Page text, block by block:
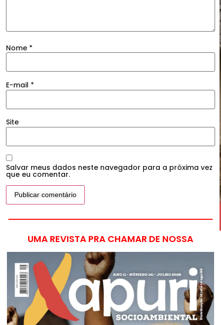
Nome *
E-mail *
Site
Salvar meus dados neste navegador para a próxima vez
que eu comentar.
UMA REVISTA PRA CHAMAR DE NOSSA